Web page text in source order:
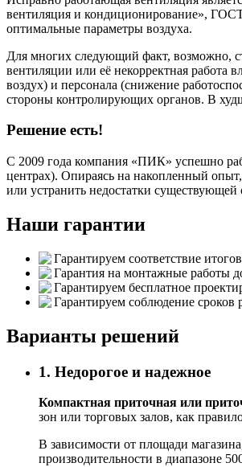
вентиляция и кондиционирование»,
оптимальные параметры воздуха.
Для многих следующий факт, возможно,
вентиляции или её некорректная работа
воздух) и персонала (снижение
стороны контролирующих органов. В
Решение есть!
С 2009 года компания «ПИК» успешно
центрах). Опираясь на накопленный
или устранить недостатки существующей
Наши гарантии
Гарантируем соответствие
Гарантия на монтажные работы
Гарантируем бесплатное
Гарантируем соблюдение сроков
Варианты решений
1. Недорогое и надежное
Компактная приточная или
зон или торговых залов, как
В зависимости от площади
производительности в диапазоне